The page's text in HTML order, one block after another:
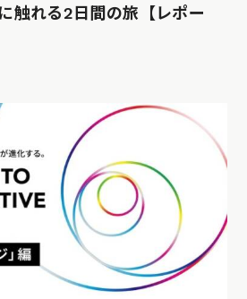
触れる2日間の旅【レポー